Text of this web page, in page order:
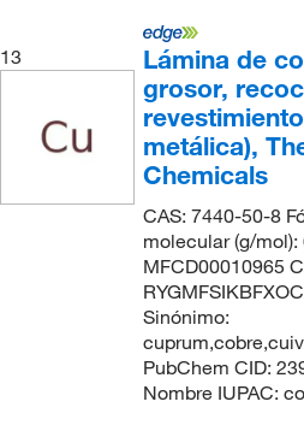
13
Lámina de
grosor,
metálica),
Chemicals
CAS: 7440-50-8
molecular (g/
MFCD00010965
Sinónimo:
PubChem CID:
Nombre IUPAC: